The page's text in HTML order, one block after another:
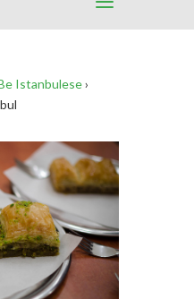
Istanbulese›